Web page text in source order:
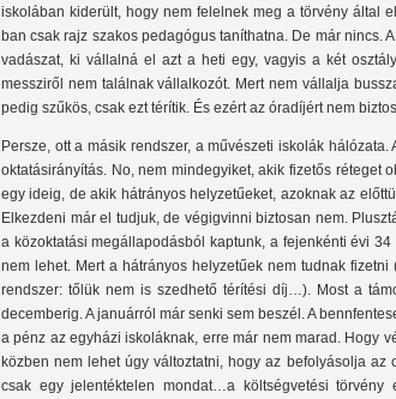
iskolában kiderült, hogy nem felelnek meg a törvény által
ban csak rajz szakos pedagógus taníthatna. De már nincs.
vadászat, ki vállalná el azt a heti egy, vagyis a két
messziről nem találnak vállalkozót. Mert nem vállalja
pedig szűkös, csak ezt térítik. És ezért az óradíjért nem
Persze, ott a másik rendszer, a művészeti iskolák hálózata.
oktatásirányítás. No, nem mindegyiket, akik fizetős réteget
egy ideig, de akik hátrányos helyzetűeket, azoknak az
Elkezdeni már el tudjuk, de végigvinni biztosan nem.
a közoktatási megállapodásból kaptunk, a fejenkénti évi
nem lehet. Mert a hátrányos helyzetűek nem tudnak
rendszer: tőlük nem is szedhető térítési díj…). Most a
decemberig. A januárról már senki sem beszél. A
a pénz az egyházi iskoláknak, erre már nem marad. Hogy
közben nem lehet úgy változtatni, hogy az befolyásolja az
csak egy jelentéktelen mondat…a költségvetési törvény